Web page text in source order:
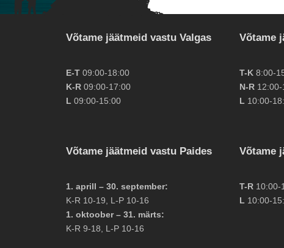
Võtame jäätmeid vastu Valgas
E-T09:00-18:00
K-R09:00-17:00
L 09:00-15:00
Võtame jäätmeid vastu Paides
1. aprill – 30. september:
K-R 10-19, L-P 10-16
1. oktoober – 31. märts:
K-R 9-18, L-P 10-16
Võtame
T-K 8:00-
N-R
L 10:00-
Võtame
T-R 10:00-
L 10:00-